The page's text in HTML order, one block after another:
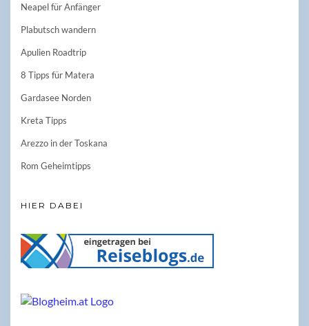
Neapel für Anfänger
Plabutsch wandern
Apulien Roadtrip
8 Tipps für Matera
Gardasee Norden
Kreta Tipps
Arezzo in der Toskana
Rom Geheimtipps
HIER DABEI